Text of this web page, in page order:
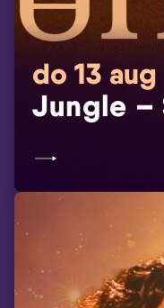
do 13 aug
Jungle –